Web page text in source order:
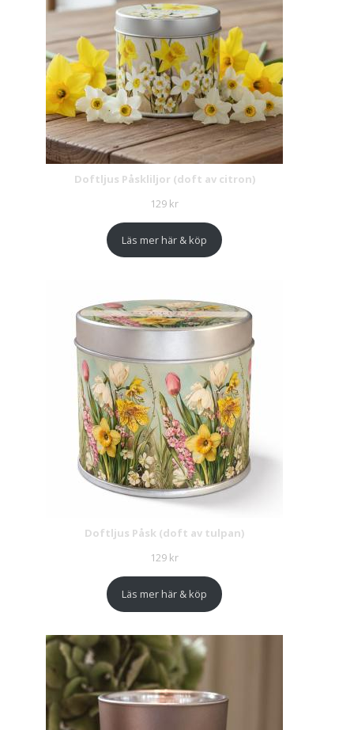
Doftljus Påskliljor (doft av citron)
129 kr
Läs mer här & köp
Doftljus Påsk (doft av tulpan)
129 kr
Läs mer här & köp